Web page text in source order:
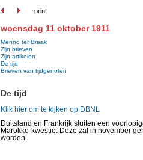
print
woensdag 11 oktober 1911
Menno ter Braak
Zijn brieven
Zijn artikelen
De tijd
Brieven van tijdgenoten
De tijd
Klik hier om te kijken op DBNL
Duitsland en Frankrijk sluiten een
Marokko-kwestie. Deze zal in november
worden.